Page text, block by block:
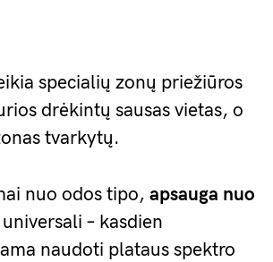
specialių zonų priežiūros
drėkintų sausas vietas, o
tvarkytų.
nuo odos tipo, apsauga nuo
– kasdien
naudoti plataus spektro